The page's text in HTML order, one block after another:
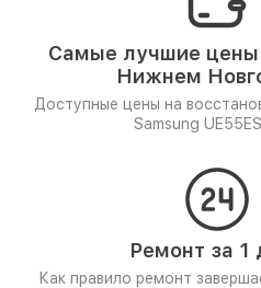
Самые лучшие цены
Нижнем
Доступные цены на
Samsung
Ремонт за 1
Как правило ремонт